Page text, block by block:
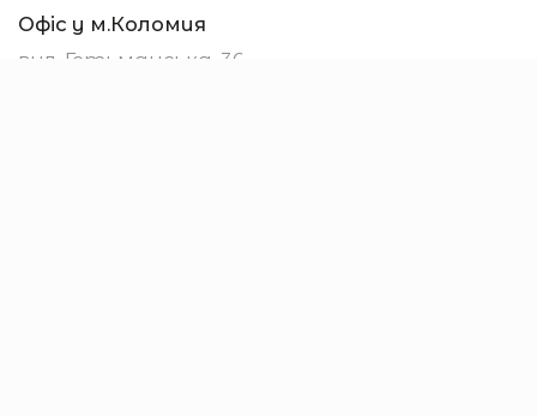
Офіс у м.Коломия
вул. Гетьманська, 36